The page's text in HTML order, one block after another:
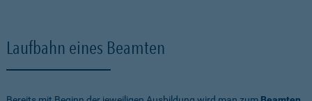
Laufbahn eines Beamten